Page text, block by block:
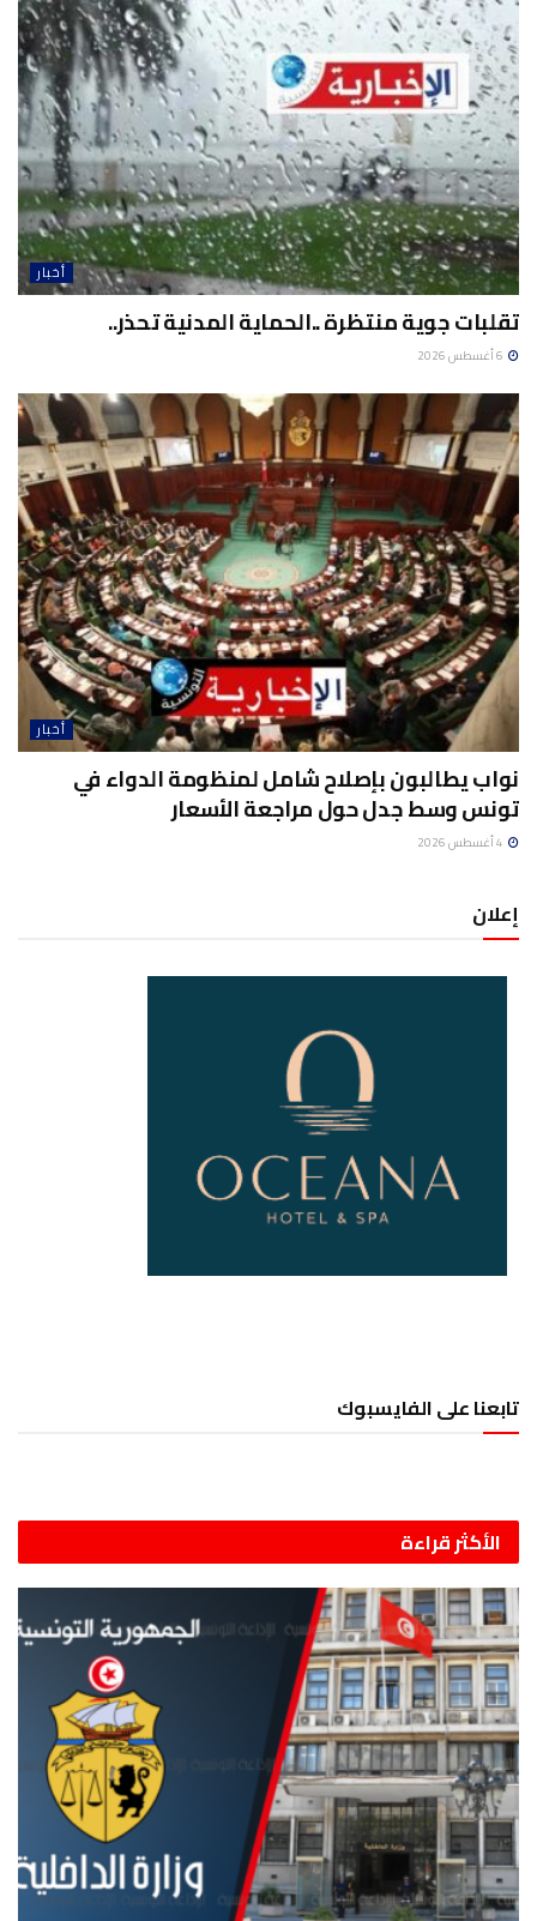
أخبار
تقلبات جوية منتظرة ..الحماية المدنية تحذر..
أخبار
نواب يطالبون بإصلاح شامل لمنظومة الدواء في
تونس وسط جدل حول مراجعة الأسعار
إعلان
تابعنا على الفايسبوك
الأكثر قراءة